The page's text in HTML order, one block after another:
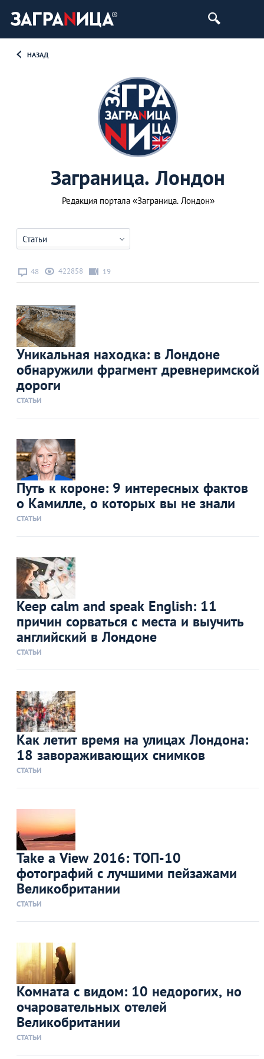
НАЗАД
Заграница. Лондон
Редакция портала «Заграница. Лондон»
Статьи
48 422858 19
Уникальная находка: в Лондоне
обнаружили фрагмент древнеримской
дороги
СТАТЬИ
Путь к короне: 9 интересных фактов
о Камилле, о которых вы не знали
СТАТЬИ
Keep calm and speak English: 11
причин сорваться с места и выучить
английский в Лондоне
СТАТЬИ
Как летит время на улицах Лондона:
18 завораживающих снимков
СТАТЬИ
Take a View 2016: ТОП-10
фотографий с лучшими пейзажами
Великобритании
СТАТЬИ
Комната с видом: 10 недорогих, но
очаровательных отелей
Великобритании
СТАТЬИ